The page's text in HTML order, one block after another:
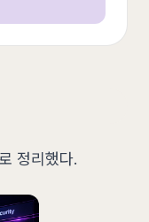
정리했다.